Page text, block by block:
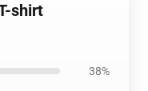
shirt
38%